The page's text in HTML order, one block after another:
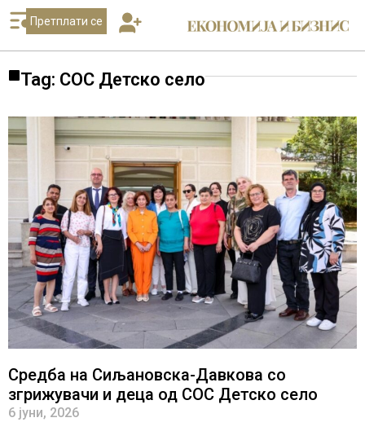
Претплати се
Tag: СОС Детско село
Средба на Сиљановска-Давкова со
згрижувачи и деца од СОС Детско село
6 јуни, 2026